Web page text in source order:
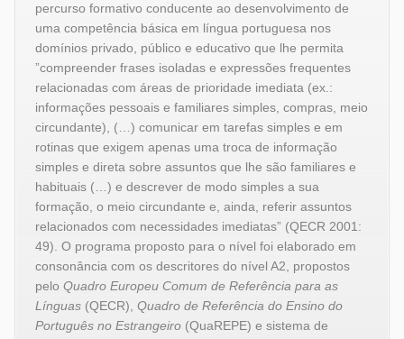
percurso formativo conducente ao desenvolvimento de
uma competência básica em língua portuguesa nos
domínios privado, público e educativo que lhe permita
”compreender frases isoladas e expressões frequentes
relacionadas com áreas de prioridade imediata (ex.:
informações pessoais e familiares simples, compras, meio
circundante), (…) comunicar em tarefas simples e em
rotinas que exigem apenas uma troca de informação
simples e direta sobre assuntos que lhe são familiares e
habituais (…) e descrever de modo simples a sua
formação, o meio circundante e, ainda, referir assuntos
relacionados com necessidades imediatas” (QECR 2001:
49). O programa proposto para o nível foi elaborado em
consonância com os descritores do nível A2, propostos
pelo Quadro Europeu Comum de Referência para as
Línguas(QECR), Quadro de Referência do Ensino do
Português no Estrangeiro(QuaREPE) e sistema de